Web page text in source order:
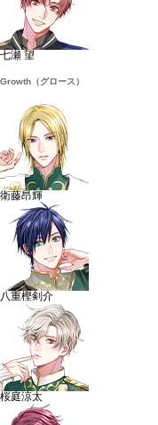
七瀬 望
Growth（グロース）
衛藤昂輝
八重樫剣介
桜庭涼太